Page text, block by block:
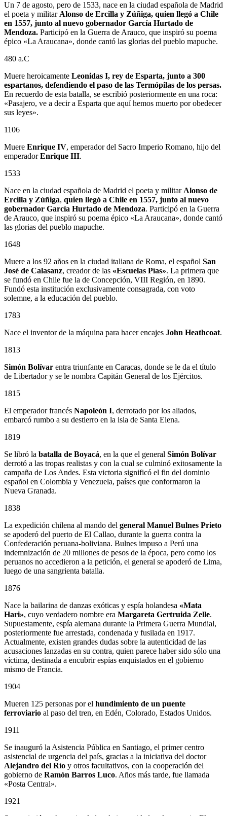
Un 7 de agosto, pero de 1533, nace en la ciudad española de Madrid
el poeta y militar Alonso de Ercilla y Zúñiga, quien llegó a Chile
en 1557, junto al nuevo gobernador García Hurtado de
Mendoza. Participó en la Guerra de Arauco, que inspiró su poema
épico «La Araucana», donde cantó las glorias del pueblo mapuche.
480 a.C
Muere heroicamente Leonidas I, rey de Esparta, junto a 300
espartanos, defendiendo el paso de las Termópilas de los persas.
En recuerdo de esta batalla, se escribió posteriormente en una roca:
«Pasajero, ve a decir a Esparta que aquí hemos muerto por obedecer
sus leyes».
1106
Muere Enrique IV, emperador del Sacro Imperio Romano, hijo del
emperadorEnrique III.
1533
Nace en la ciudad española de Madrid el poeta y militar Alonso de
Ercilla y Zúñiga, quien llegó a Chile en 1557, junto al nuevo
gobernador García Hurtado de Mendoza. Participó en la Guerra
de Arauco, que inspiró su poema épico «La Araucana», donde cantó
las glorias del pueblo mapuche.
1648
Muere a los 92 años en la ciudad italiana de Roma, el español San
José de Calasanz, creador de las «Escuelas Pías». La primera que
se fundó en Chile fue la de Concepción, VIII Región, en 1890.
Fundó esta institución exclusivamente consagrada, con voto
solemne, a la educación del pueblo.
1783
Nace el inventor de la máquina para hacer encajes John Heathcoat.
1813
Simón Bolívar entra triunfante en Caracas, donde se le da el título
de Libertador y se le nombra Capitán General de los Ejércitos.
1815
El emperador francés Napoleón I, derrotado por los aliados,
embarcó rumbo a su destierro en la isla de Santa Elena.
1819
Se libró la batalla de Boyacá, en la que el general Simón Bolívar
derrotó a las tropas realistas y con la cual se culminó exitosamente la
campaña de Los Andes. Esta victoria significó el fin del dominio
español en Colombia y Venezuela, países que conformaron la
Nueva Granada.
1838
La expedición chilena al mando del general Manuel Bulnes Prieto
se apoderó del puerto de El Callao, durante la guerra contra la
Confederación peruana-boliviana. Bulnes impuso a Perú una
indemnización de 20 millones de pesos de la época, pero como los
peruanos no accedieron a la petición, el general se apoderó de Lima,
luego de una sangrienta batalla.
1876
Nace la bailarina de danzas exóticas y espía holandesa «Mata
Hari», cuyo verdadero nombre era Margareta Gertruida Zelle.
Supuestamente, espía alemana durante la Primera Guerra Mundial,
posteriormente fue arrestada, condenada y fusilada en 1917.
Actualmente, existen grandes dudas sobre la autenticidad de las
acusaciones lanzadas en su contra, quien parece haber sido sólo una
víctima, destinada a encubrir espías enquistados en el gobierno
mismo de Francia.
1904
Mueren 125 personas por el hundimiento de un puente
ferroviario al paso del tren, en Edén, Colorado, Estados Unidos.
1911
Se inauguró la Asistencia Pública en Santiago, el primer centro
asistencial de urgencia del país, gracias a la iniciativa del doctor
Alejandro del Río y otros facultativos, con la cooperación del
gobierno de Ramón Barros Luco. Años más tarde, fue llamada
«Posta Central».
1921